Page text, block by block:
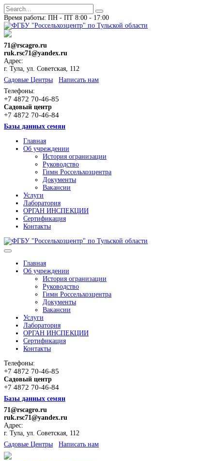
Время работы: ПН - ПТ 8:00 - 17:00
71@rscagro.ru
ruk.rsc71@yandex.ru
Адрес:
г. Тула, ул. Советская, 112
Cадовые Центры
Написать нам
Телефоны:
+7 4872 70-46-85
Садовый центр
+7 4872 70-46-84
Базы данных семян
Главная
Об учреждении
История огранизации
Руководство
Гимн Россельхозцентра
Документы
Вакансии
Услуги
Лаборатория
ОРГАН ИНСПЕКЦИИ
Сертификация
Контакты
Главная
Об учреждении
История огранизации
Руководство
Гимн Россельхозцентра
Документы
Вакансии
Услуги
Лаборатория
ОРГАН ИНСПЕКЦИИ
Сертификация
Контакты
Телефоны:
+7 4872 70-46-85
Садовый центр
+7 4872 70-46-84
Базы данных семян
71@rscagro.ru
ruk.rsc71@yandex.ru
Адрес:
г. Тула, ул. Советская, 112
Cадовые Центры
Написать нам